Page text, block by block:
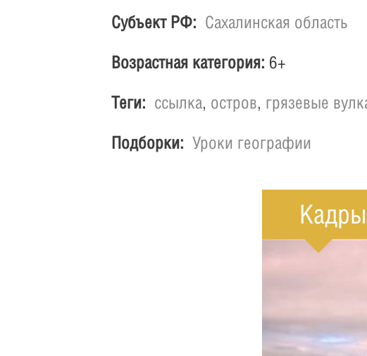
Субъект РФ: Сахалинская область
Возрастная категория: 6+
Теги: ссылка, остров, грязевые
Подборки: Уроки географии
Кадры